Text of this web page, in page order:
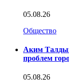
05.08.26
Общество
Аким
проблем
05.08.26